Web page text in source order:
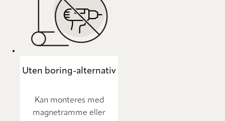
Uten boring-alternativ
Kan monteres med
magnetramme eller